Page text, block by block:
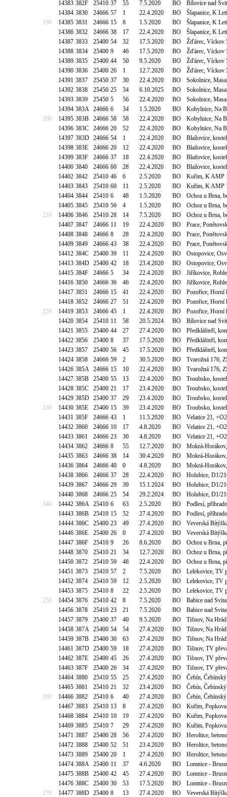
14383 382F 25410 37 55 7.5.2020 BO
Bílovice nad
14384 3830 24666 57 1 22.4.2020 BO
Šlapanice, K
190
14385 3831 24666 15 8 1.5.2020 BO
Šlapanice, K
14386 3832 24666 38 17 22.4.2020 BO
Šlapanice, K
14387 3833 25400 54 32 17.5.2020 BO
Žďárec, Víckov
14388 3834 25400 9 46 17.5.2020 BO
Žďárec, Víckov
14389 3835 25400 44 50 9.5.2020 BO
Žďárec, Víckov
14390 3836 25400 26 1 12.7.2020 BO
Žďárec, Víckov
14391 3837 25450 37 30 22.4.2020 BO
Sokolnice,
14392 3838 25450 25 34 6.10.2025 BO
Sokolnice,
14393 3839 25450 5 56 22.4.2020 BO
Sokolnice,
14394 383A 24666 6 34 1.5.2020 BO
Kobylnice, Na
200
14395 383B 24666 58 58 22.4.2020 BO
Kobylnice, Na
14396 383C 24666 20 52 22.4.2020 BO
Kobylnice, Na
14397 383D 24666 54 1 22.4.2020 BO
Blažovice,
14398 383E 24666 20 12 22.4.2020 BO
Blažovice,
14399 383F 24666 37 18 22.4.2020 BO
Blažovice,
14400 3840 24666 60 28 22.4.2020 BO
Blažovice,
14402 3842 25410 46 6 2.5.2020 BO
Kuřim, K AMP
14403 3843 25410 60 11 2.5.2020 BO
Kuřim, K AMP
14404 3844 25410 6 48 1.5.2020 BO
Ochoz u Brna,
14405 3845 25410 56 4 1.5.2020 BO
Ochoz u Brna,
210
14406 3846 25410 28 14 7.5.2020 BO
Ochoz u Brna,
14407 3847 24666 11 19 22.4.2020 BO
Prace,
14408 3848 24666 8 28 22.4.2020 BO
Prace,
14409 3849 24666 43 38 22.4.2020 BO
Prace,
14412 384C 25400 39 11 22.4.2020 BO
Ostopovice,
14413 384D 25400 42 18 23.4.2020 BO
Ostopovice,
14415 384F 24666 5 34 22.4.2020 BO
Jiříkovice,
14416 3850 24666 36 46 22.4.2020 BO
Jiříkovice,
14417 3851 24666 15 41 22.4.2020 BO
Pozořice, Horní
14418 3852 24666 27 51 22.4.2020 BO
Pozořice, Horní
220
14419 3853 24666 45 1 22.4.2020 BO
Pozořice, Horní
14420 3854 25410 11 58 20.5.2024 BO
Bílovice nad
14421 3855 25400 44 27 27.4.2020 BO
Předklášteří,
14422 3856 25400 8 37 17.5.2020 BO
Předklášteří,
14423 3857 25400 56 45 17.5.2020 BO
Předklášteří,
14424 3858 24666 59 2 30.5.2020 BO
Tvarožná 176,
14426 385A 24666 15 10 22.4.2020 BO
Tvarožná 176,
14427 385B 25400 55 13 22.4.2020 BO
Troubsko,
14428 385C 25400 21 17 23.4.2020 BO
Troubsko,
14429 385D 25400 37 29 23.4.2020 BO
Troubsko,
230
14430 385E 25400 15 39 23.4.2020 BO
Troubsko,
14431 385F 24666 43 1 11.5.2020 BO
Velatice 21, +O2
14432 3860 24666 10 17 4.8.2020 BO
Velatice 21, +O2
14433 3861 24666 23 30 4.8.2020 BO
Velatice 21, +O2
14434 3862 24666 8 55 12.7.2020 BO
Mokrá-
14435 3863 24666 38 14 30.4.2020 BO
Mokrá-
14436 3864 24666 40 0 4.8.2020 BO
Mokrá-
14438 3866 24666 37 28 22.4.2020 BO
Holubice, D1/
14439 3867 24666 29 39 15.1.2024 BO
Holubice, D1/
14440 3868 24666 25 54 29.2.2024 BO
Holubice, D1/
240
14442 386A 25410 6 63 2.5.2020 BO
Podlesí,
14443 386B 25410 15 52 27.4.2020 BO
Podlesí,
14444 386C 25400 23 49 27.4.2020 BO
Veverská
14446 386E 25400 26 0 27.4.2020 BO
Veverská
14447 386F 25410 9 26 8.6.2020 BO
Ochoz u Brna,
14448 3870 25410 21 34 12.7.2020 BO
Ochoz u Brna,
14450 3872 25410 59 48 22.4.2020 BO
Ochoz u Brna,
14451 3873 25410 57 2 7.5.2020 BO
Lelekovice, TV
14452 3874 25410 59 12 2.5.2020 BO
Lelekovice, TV
14453 3875 25410 8 22 2.5.2020 BO
Lelekovice, TV
250
14454 3876 25410 42 8 7.5.2020 BO
Babice nad
14456 3878 25410 23 21 7.5.2020 BO
Babice nad
14457 3879 25400 37 40 9.5.2020 BO
Tišnov, Na
14458 387A 25400 54 54 27.4.2020 BO
Tišnov, Na
14459 387B 25400 30 63 27.4.2020 BO
Tišnov, Na
14461 387D 25400 59 18 27.4.2020 BO
Tišnov, TV
14462 387E 25400 45 26 27.4.2020 BO
Tišnov, TV
14463 387F 25400 26 34 27.4.2020 BO
Tišnov, TV
14464 3880 25410 55 25 27.4.2020 BO
Čebín,
14465 3881 25410 21 32 23.4.2020 BO
Čebín,
260
14466 3882 25410 6 40 27.4.2020 BO
Čebín,
14467 3883 25410 13 8 27.4.2020 BO
Kuřim,
14468 3884 25410 10 19 27.4.2020 BO
Kuřim,
14469 3885 25410 7 29 27.4.2020 BO
Kuřim,
14471 3887 25400 28 56 27.4.2020 BO
Heroltice,
14472 3888 25400 52 51 23.4.2020 BO
Heroltice,
14473 3889 25400 20 1 27.4.2020 BO
Heroltice,
14474 388A 25400 11 37 4.6.2020 BO
Lomnice -
14475 388B 25400 42 45 27.4.2020 BO
Lomnice -
14476 388C 25400 30 53 17.5.2020 BO
Lomnice -
270
14477 388D 25400 8 13 27.4.2020 BO
Veverská